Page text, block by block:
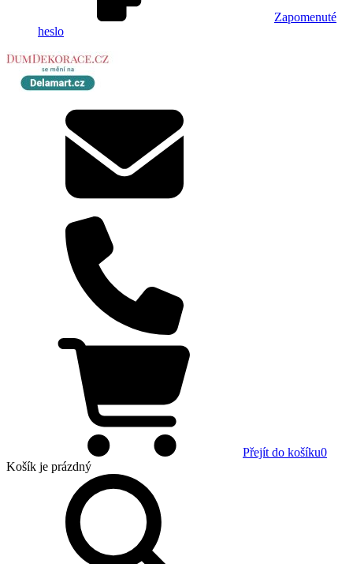
Zapomenuté
heslo
Přejít do košíku0
Košík je prázdný